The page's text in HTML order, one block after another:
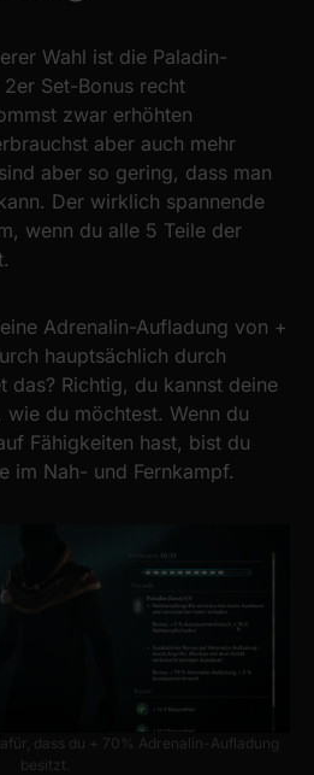
Wahl ist die Paladin-
Set-Bonus recht
zwar erhöhten
aber auch mehr
aber so gering, dass man
Der wirklich spannende
wenn du alle 5 Teile der
Adrenalin-Aufladung von +
hauptsächlich durch
das? Richtig, du kannst deine
wie du möchtest. Wenn du
Fähigkeiten hast, bist du
im Nah- und Fernkampf.
dass du + 70% Adrenalin-Aufladung
besitzt.